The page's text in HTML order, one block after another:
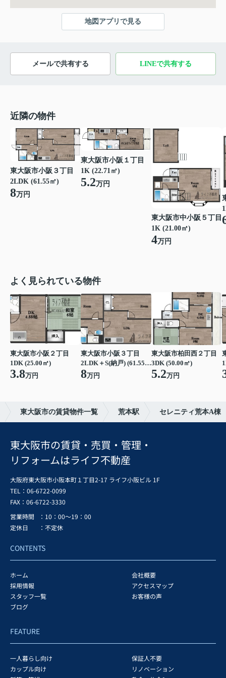
地図アプリで見る
メールで共有する LINEで共有する
近隣の物件
東大阪市小阪３丁目
2LDK (61.55㎡)
8万円
東大阪市小阪１丁目
1K (22.71㎡)
5.2万円
東大阪市中小阪５丁目
1K (21.00㎡)
4万円
よく見られている物件
東大阪市小阪２丁目
1DK (25.00㎡)
3.8万円
東大阪市小阪３丁目
2LDK＋S(納戸) (61.55㎡)
8万円
東大阪市柏田西２丁目
3DK (50.00㎡)
5.2万円
東大阪市の賃貸物件一覧 荒本駅 セレニティ荒本A棟
東大阪市の賃貸・売買・管理・
リフォームはライフ不動産
大阪府東大阪市小阪本町１丁目2-17 ライフ小阪ビル 1F
TEL：06-6722-0099
FAX： 06-6722-3330
営業時間
：10：00～19：00
定休日
：不定休
CONTENTS
ホーム
会社概要
採用情報
アクセスマップ
スタッフ一覧
お客様の声
ブログ
FEATURE
一人暮らし向け
保証人不要
カップル向け
リノベーション